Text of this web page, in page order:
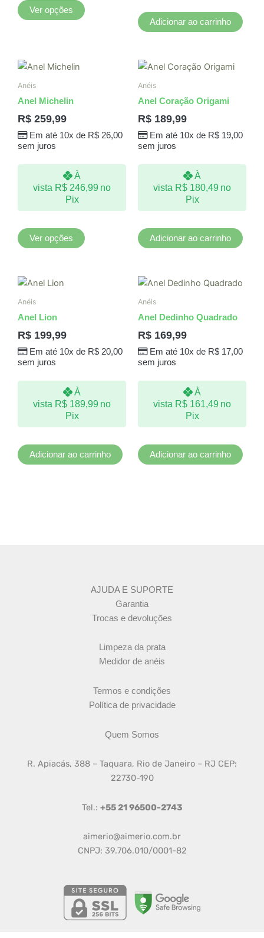
Ver opções
página
Adicionar ao carrinho
Anéis
Anel Michelin
R$ 259,99
Em até 10x de R$26,00
sem juros
À
vista R$246,99 no
Pix
Ver opções
As
podem
escolhidas
do
Anéis
Anel Coração Origami
R$ 189,99
Em até 10x de R$19,00
sem juros
À
vista R$180,49 no
Pix
Adicionar ao carrinho
Anéis
Anel Lion
R$ 199,99
Em até 10x de R$20,00
sem juros
À
vista R$189,99 no
Pix
Adicionar ao carrinho
Anéis
Anel Dedinho Quadrado
R$ 169,99
Em até 10x de R$17,00
sem juros
À
vista R$161,49 no
Pix
Adicionar ao carrinho
AJUDA E SUPORTE
Garantia
Trocas e devoluções
Limpeza da prata
Medidor de anéis
Termos e condições
Política de privacidade
Quem Somos
R. Apiacás, 388 – Taquara, Rio de Janeiro – RJ CEP:
22730-190
Tel.: +55 21 96500-2743
aimerio@aimerio.com.br
CNPJ: 39.706.010/0001-82